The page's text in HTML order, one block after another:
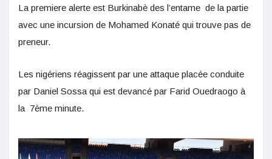
La premiere alerte est Burkinabè des l’entame de la partie
avec une incursion de Mohamed Konaté qui trouve pas de
preneur.
Les nigériens réagissent par une attaque placée conduite
par Daniel Sossa qui est devancé par Farid Ouedraogo à
la 7ème minute.